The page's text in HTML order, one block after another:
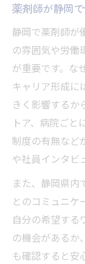
薬剤師が静岡
静岡で薬剤師が
の雰囲気や労働
が重要です。な
キャリア形成に
きく影響するか
トア、病院ご
制度の有無など
や社員インタビ
また、静岡県内
とのコミュニケ
自分の希望する
の機会があるか
も確認すると安